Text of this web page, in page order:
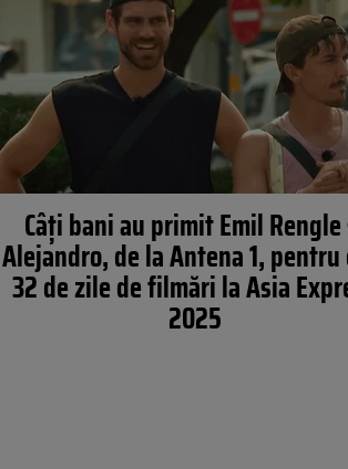
Câți bani au primit Emil
Alejandro, de la Antena 1, pentru
32 de zile de filmări la Asia
2025